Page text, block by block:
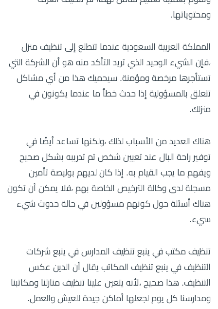
ومحتوياتها.
المملكة العربية السعودية عندما تتطلع إلى تنظيف منزل
،فإن الشيء الوحيد الذي تريد التأكد منه هو أن الشركة التي
تستأجرها مرخصة ومؤمنة. سيحميك هذا من أي مشاكل
تتعلق بالمسؤولية إذا حدث خطأ ما عندما يكونون في
منزلك.
هناك العديد من الأسباب لذلك ،ولكنها تساعد أيضًا في
توفير راحة البال عند تعيين شخص تم تدريبه بشكل صحيح
ويفهم ما يجب القيام به. إذا كان لديهم بوليصة تأمين
مسجلة لدى وكالة الترخيص الخاصة بهم ،فلا يمكن أن تكون
هناك أسئلة حول كونهم مسؤولين في حالة حدوث شيء
سيء.
تنظيف مكتب في ينبع تنظيف المدارس في ينبع شركات
التنظيف في ينبع تنظيف المكاتب يقال أن الدين عكس
التنظيف. هذا صحيح ،لأنه يتعين علينا تنظيف منازلنا ومكاتبنا
ومدارسنا كل يوم لجعلها أماكن جيدة للعيش والعمل.